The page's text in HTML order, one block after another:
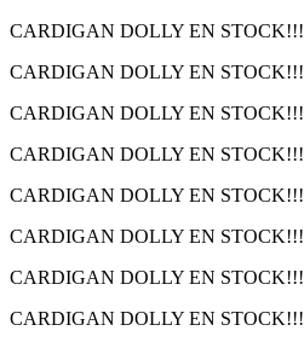
CARDIGAN DOLLY EN STOCK!!!
CARDIGAN DOLLY EN STOCK!!!
CARDIGAN DOLLY EN STOCK!!!
CARDIGAN DOLLY EN STOCK!!!
CARDIGAN DOLLY EN STOCK!!!
CARDIGAN DOLLY EN STOCK!!!
CARDIGAN DOLLY EN STOCK!!!
CARDIGAN DOLLY EN STOCK!!!